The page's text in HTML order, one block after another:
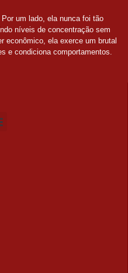
um lado, ela nunca foi tão
níveis de concentração sem
econômico, ela exerce um brutal
e condiciona comportamentos.